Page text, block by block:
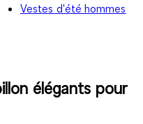
Vestes d'été hommes
élégants pour